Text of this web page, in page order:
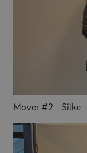
Mover #2 - Silke